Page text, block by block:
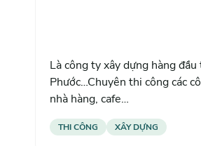
Là công ty xây dựng hàng
Phước…Chuyên thi công các
nhà hàng, cafe…
THI CÔNG XÂY DỰNG